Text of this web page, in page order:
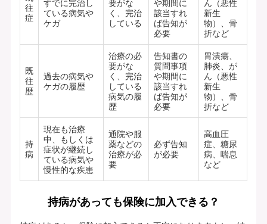
往
症
すでに完治し
ている病気や
ケガ
要がな
く、完治
している
や期間に
該当すれ
ば告知が
必要
ん（悪性
新生
物）、骨
折など
既
往
歴
過去の病気や
ケガの履歴
治療の必
要がな
く、完治
している
病気の履
歴
告知書の
質問事項
や期間に
該当すれ
ば告知が
必要
胃潰瘍、
肺炎、が
ん（悪性
新生
物）、骨
折など
持
病
現在も治療
中、もしくは
症状が継続し
ている病気や
慢性的な疾患
通院や服
薬などの
治療が必
要
必ず告知
が必要
高血圧
症、糖尿
病、喘息
など
持病があっても保険に加入できる？